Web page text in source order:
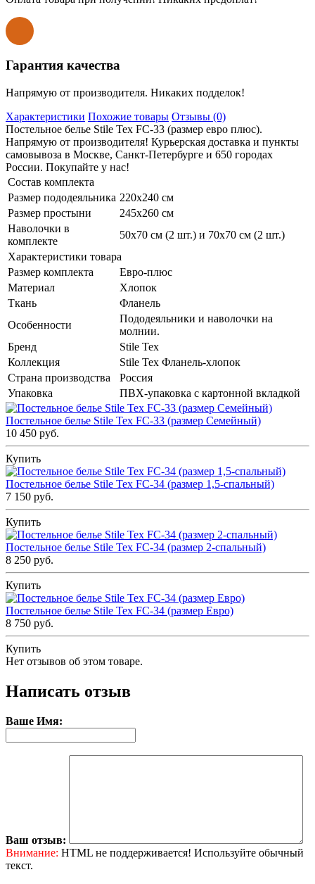
Гарантия качества
Напрямую от производителя. Никаких подделок!
Характеристики Похожие товары Отзывы (0)
Постельное белье Stile Tex FC-33 (размер евро плюс).
Напрямую от производителя! Курьерская доставка и пункты
самовывоза в Москве, Санкт-Петербурге и 650 городах
России. Покупайте у нас!
Состав комплекта
Размер пододеяльника 220х240 см
Размер простыни
245х260 см
Наволочки в
комплекте
50х70 см (2 шт.) и 70х70 см (2 шт.)
Характеристики товара
Размер комплекта
Евро-плюс
Материал
Хлопок
Ткань
Фланель
Особенности
Пододеяльники и наволочки на
молнии.
Бренд
Stile Tex
Коллекция
Stile Tex Фланель-хлопок
Страна производства
Россия
Упаковка
ПВХ-упаковка с картонной вкладкой
Постельное белье Stile Tex FC-33 (размер Семейный)
10 450 руб.
Купить
Постельное белье Stile Tex FC-34 (размер 1,5-спальный)
7 150 руб.
Купить
Постельное белье Stile Tex FC-34 (размер 2-спальный)
8 250 руб.
Купить
Постельное белье Stile Tex FC-34 (размер Евро)
8 750 руб.
Купить
Нет отзывов об этом товаре.
Написать отзыв
Ваше Имя:
Ваш отзыв:
Внимание: HTML не поддерживается! Используйте обычный
текст.